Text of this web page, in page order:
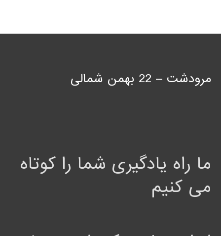
مرودشت – 22 بهمن شمالی
ما راه یادگیری شما را کوتاه
می کنیم